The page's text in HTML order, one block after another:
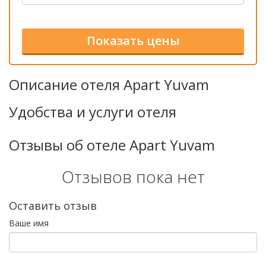
Описание отеля Apart Yuvam
Удобства и услуги отеля
Отзывы об отеле Apart Yuvam
Отзывов пока нет
Оставить отзыв
Ваше имя